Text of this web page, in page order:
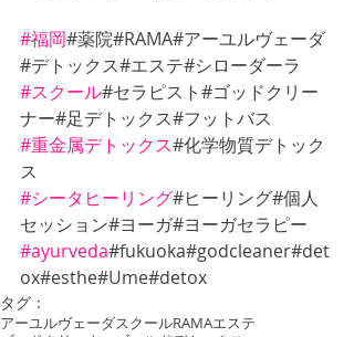
#福岡#薬院#RAMA#アーユルヴェーダ
#デトックス#エステ#シローダーラ
#スクール#セラピスト#ゴッドクリー
ナー#足デトックス#フットバス
#重金属デトックス#化学物質デトック
ス
#シータヒーリング#ヒーリング#個人
セッション#ヨーガ#ヨーガセラピー
#ayurveda#fukuoka#godcleaner#det
ox#esthe#Ume#detox
タグ：
アーユルヴェーダスクールRAMAエステ